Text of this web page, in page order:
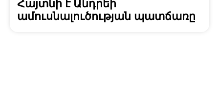
Հայտնի է Անդրեի
ամուսնալուծության պատճառը